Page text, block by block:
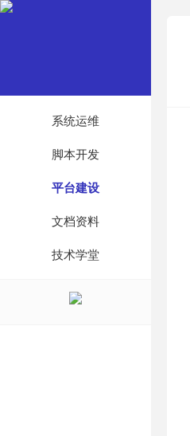
系统运维
脚本开发
平台建设
文档资料
技术学堂